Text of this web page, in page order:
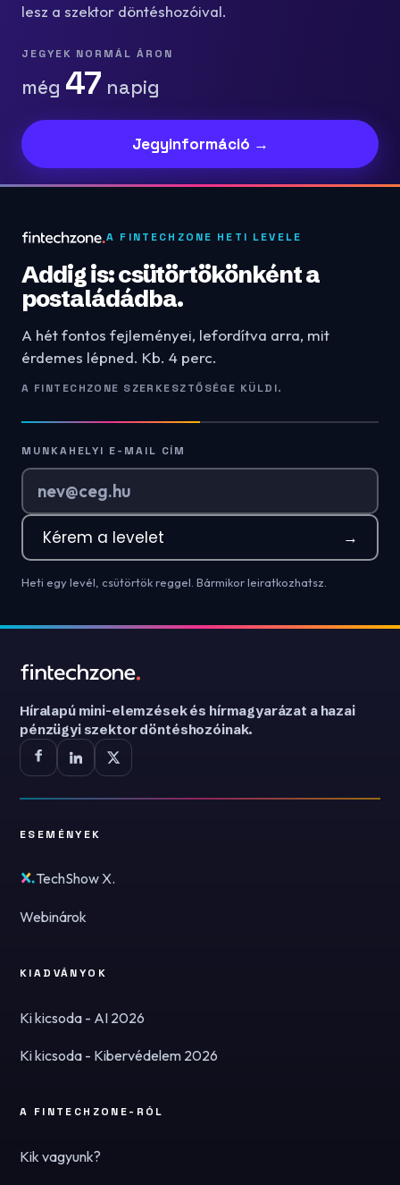
lesz a szektor döntéshozóival.
JEGYEK NORMÁL ÁRON
még 47 napig
Jegyinformáció →
A FINTECHZONE HETI LEVELE
Addig is: csütörtökönként a
postaládádba.
A hét fontos fejleményei, lefordítva arra, mit
érdemes lépned. Kb. 4 perc.
A FINTECHZONE SZERKESZTŐSÉGE KÜLDI.
MUNKAHELYI E-MAIL CÍM
Kérem a levelet →
Heti egy levél, csütörtök reggel. Bármikor leiratkozhatsz.
Híralapú mini-elemzések és hírmagyarázat a hazai
pénzügyi szektor döntéshozóinak.
ESEMÉNYEK
TechShow X.
Webinárok
KIADVÁNYOK
Ki kicsoda - AI 2026
Ki kicsoda - Kibervédelem 2026
A FINTECHZONE-RÓL
Kik vagyunk?